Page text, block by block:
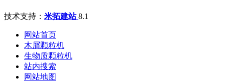
技术支持： 米拓建站8.1
网站首页
木屑颗粒机
生物质颗粒机
站内搜索
网站地图